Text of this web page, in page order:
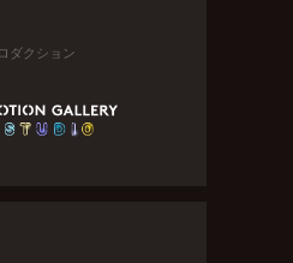
ダクション